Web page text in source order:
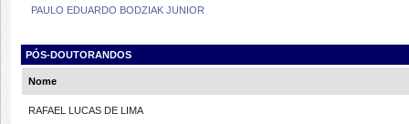
PAULO EDUARDO BODZIAK JUNIOR
PÓS-DOUTORANDOS
Nome
RAFAEL LUCAS DE LIMA